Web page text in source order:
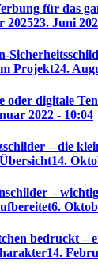
für das
202523. Juni
Projekt24.
oder digitale
2022 - 10:04
– die
14.
–
6.
bedruckt –
14.